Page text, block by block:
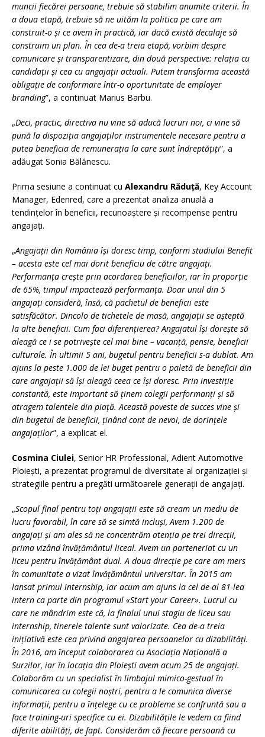
muncii fiecărei persoane, trebuie să stabilim anumite criterii. În
a doua etapă, trebuie să ne uităm la politica pe care am
construit-o și ce avem în practică, iar dacă există decalaje să
construim un plan. În cea de-a treia etapă, vorbim despre
comunicare și transparentizare, din două perspective: relația cu
candidații și cea cu angajații actuali. Putem transforma această
obligație de conformare într-o oportunitate de employer
branding”, a continuat Marius Barbu.
„Deci, practic, directiva nu vine să aducă lucruri noi, ci vine să
pună la dispoziția angajaților instrumentele necesare pentru a
putea beneficia de remunerația la care sunt îndreptățiți”, a
adăugat Sonia Bălănescu.
Prima sesiune a continuat cu Alexandru Răduță, Key Account
Manager, Edenred, care a prezentat analiza anuală a
tendințelor în beneficii, recunoaștere și recompense pentru
angajați.
„Angajații din România își doresc timp, conform studiului Benefit
– acesta este cel mai dorit beneficiu de către angajați.
Performanța crește prin acordarea beneficiilor, iar în proporție
de 65%, timpul impactează performanța. Doar unul din 5
angajați consideră, însă, că pachetul de beneficii este
satisfăcător. Dincolo de tichetele de masă, angajații se așteptă
la alte beneficii. Cum faci diferențierea? Angajatul își dorește să
aleagă ce i se potrivește cel mai bine – vacanță, pensie, beneficii
culturale. În ultimii 5 ani, bugetul pentru beneficii s-a dublat. Am
ajuns la peste 1.000 de lei buget pentru o paletă de beneficii din
care angajații să își aleagă ceea ce își doresc. Prin investiție
constantă, este important să ținem colegii performanți și să
atragem talentele din piață. Această poveste de succes vine și
din bugetul de beneficii, ținând cont de nevoi, de dorințele
angajaților”, a explicat el.
Cosmina Ciulei, Senior HR Professional, Adient Automotive
Ploiești, a prezentat programul de diversitate al organizației și
strategiile pentru a pregăti următoarele generații de angajați.
„Scopul final pentru toți angajații este să cream un mediu de
lucru favorabil, în care să se simtă incluși, Avem 1.200 de
angajați și am ales să ne concentrăm atenția pe trei direcții,
prima vizând învățământul liceal. Avem un parteneriat cu un
liceu pentru învățământ dual. A doua direcție pe care am mers
în comunitate a vizat învățământul universitar. În 2015 am
lansat primul internship, iar acum am ajuns la cel de-al 81-lea
intern ca parte din programul «Start your Career». Lucrul cu
care ne mândrim este că, la finalul unui stagiu de liceu sau
internship, tinerele talente sunt valorizate. Cea de-a treia
inițiativă este cea privind angajarea persoanelor cu dizabilități.
În 2016, am început colaborarea cu Asociația Națională a
Surzilor, iar în locația din Ploiești avem acum 25 de angajați.
Colaborăm cu un specialist în limbajul mimico-gestual în
comunicarea cu colegii noștri, pentru a le comunica diverse
informații, pentru a înțelege cu ce probleme se confruntă sau a
face training-uri specifice cu ei. Dizabilitățile le vedem ca fiind
diferite abilități, de fapt. Considerăm că fiecare persoană cu